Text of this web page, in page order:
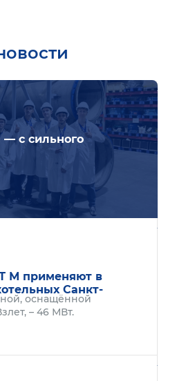
с сильного
М применяют в
Санкт-
оснащённой
– 46 МВт.